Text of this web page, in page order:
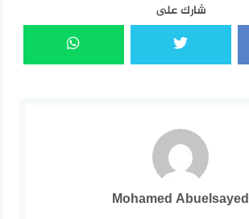
شارك على
Mohamed Abuelsayed